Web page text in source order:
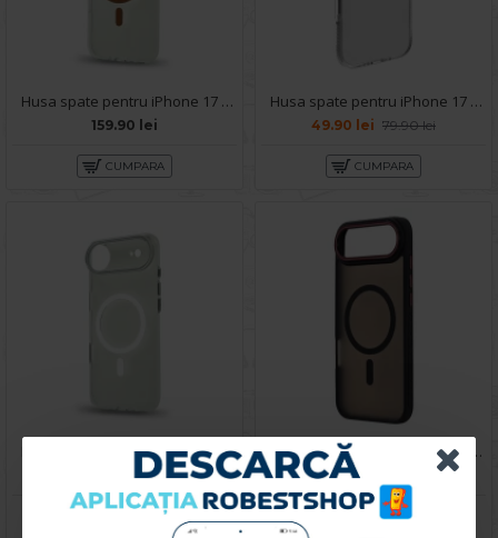
Husa spate pentru iPhone 17 Air Berlia Sheen Magsafe - Transparent/Portocaliu
159.90 lei
CUMPARA
Husa spate pentru iPhone 17 Air - Space Case
49.90 lei 79.90 lei
CUMPARA
Husa spate pentru iPhone 17 Air Berlia Sheen Magsafe - Transparent/Alb
159.90 lei
CUMPARA
Husa spate pentru iPhone 17 Air Matte Case Magsafe - Semitransparent/Negru
129.90 lei
CUMPARA